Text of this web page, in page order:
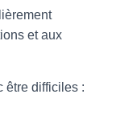
et aux
être difficiles :